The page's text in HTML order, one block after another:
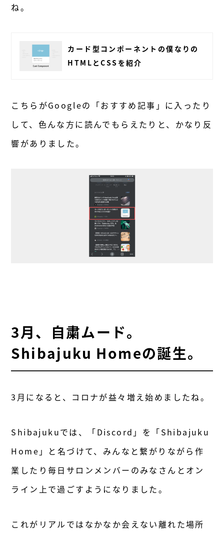
ね。
カード型コンポーネントの僕なりの
HTMLとCSSを紹介
こちらがGoogleの「おすすめ記事」に入ったり
して、色んな方に読んでもらえたりと、かなり反
響がありました。
3月、自粛ムード。
Shibajuku Homeの誕生。
3月になると、コロナが益々増え始めましたね。
Shibajukuでは、「Discord」を「Shibajuku
Home」と名づけて、みんなと繋がりながら作
業したり毎日サロンメンバーのみなさんとオン
ライン上で過ごすようになりました。
これがリアルではなかなか会えない離れた場所